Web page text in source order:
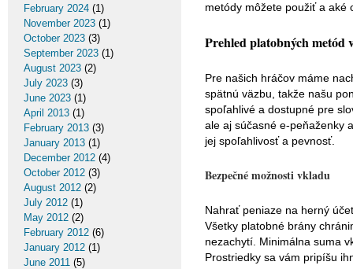
metódy môžete použiť a aké
Prehled platobných metód
Pre našich hráčov máme
spätnú väzbu, takže našu
spoľahlivé a dostupné pre
ale aj súčasné e-peňaženky
jej spoľahlivosť a pevnosť.
Bezpečné možnosti vkladu
Nahrať peniaze na herný
Všetky platobné brány
nezachytí. Minimálna suma
Prostriedky sa vám pripíšu
February 2024 (1)
November 2023 (1)
October 2023 (3)
September 2023 (1)
August 2023 (2)
July 2023 (3)
June 2023 (1)
April 2013 (1)
February 2013 (3)
January 2013 (1)
December 2012 (4)
October 2012 (3)
August 2012 (2)
July 2012 (1)
May 2012 (2)
February 2012 (6)
January 2012 (1)
June 2011 (5)